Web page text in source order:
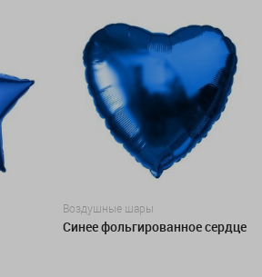
Воздушные шары
Синее фольгированное сердце